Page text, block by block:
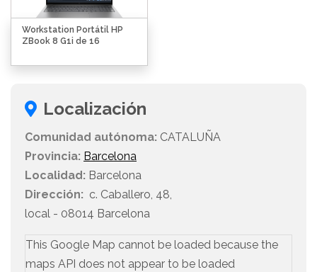
Workstation Portátil HP
ZBook 8 G1i de 16
Localización
Comunidad autónoma: CATALUÑA
Provincia: Barcelona
Localidad: Barcelona
Dirección: c. Caballero, 48,
local - 08014 Barcelona
This Google Map cannot be loaded because the
maps API does not appear to be loaded